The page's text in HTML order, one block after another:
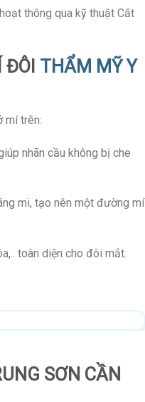
thông qua kỹ thuật Cắt
THẨM MỸ Y
mí trên:
nhãn cầu không bị che
mi, tạo nên một đường mí
toàn diện cho đôi mắt.
SƠN CẦN